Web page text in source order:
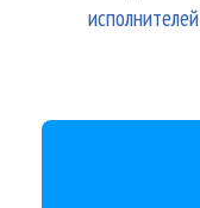
исполнителей